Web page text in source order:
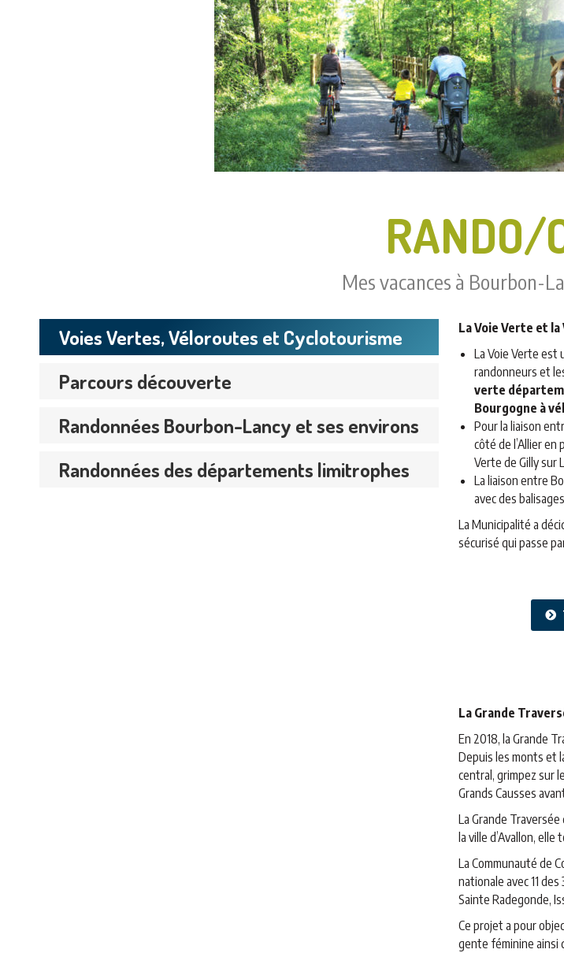
RANDO/
Mes vacances à Bourbon-
Voies Vertes, Véloroutes et Cyclotourisme
Parcours découverte
Randonnées Bourbon-Lancy et ses environs
Randonnées des départements limitrophes
La Voie Verte et
La Voie Verte est
randonneurs et
verte
Bourgogne à
Pour la liaison
côté de l’Allier
Verte de Gilly sur
La liaison entre
avec des
La Municipalité a
sécurisé qui passe
La Grande
En 2018, la Grande
Depuis les monts et
central, grimpez sur
Grands Causses
La Grande
la ville d’Avallon, elle
La Communauté de
nationale avec 11
Sainte Radegonde,
Ce projet a pour
gente féminine ainsi